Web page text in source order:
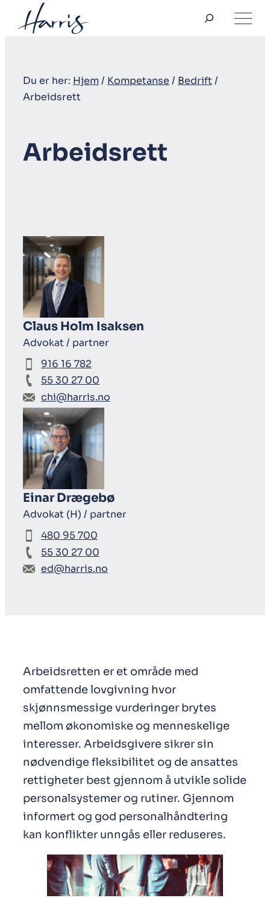
innhold
Søk
Du er her: Hjem/ Kompetanse / Bedrift /
Arbeidsrett
Arbeidsrett
Claus Holm Isaksen
Advokat / partner
916 16 782
55 30 27 00
chi@harris.no
Einar Drægebø
Advokat (H) / partner
480 95 700
55 30 27 00
ed@harris.no
Arbeidsretten er et område med
omfattende lovgivning hvor
skjønnsmessige vurderinger brytes
mellom økonomiske og menneskelige
interesser. Arbeidsgivere sikrer sin
nødvendige fleksibilitet og de ansattes
rettigheter best gjennom å utvikle solide
personalsystemer og rutiner. Gjennom
informert og god personalhåndtering
kan konflikter unngås eller reduseres.